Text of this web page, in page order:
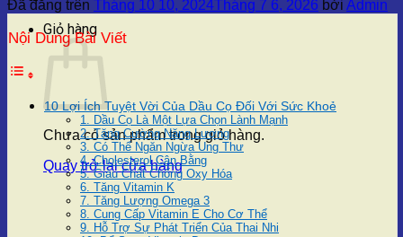
Giỏ hàng
Chưa có sản phẩm trong giỏ hàng.
Quay trở lại cửa hàng
Đã đăng trên Tháng 10 10, 2024Tháng 7 6, 2026 bởi Admin
Nội Dung Bài Viết
10 Lợi Ích Tuyệt Vời Của Dầu Cọ Đối Với Sức Khoẻ
1. Dầu Cọ Là Một Lựa Chọn Lành Mạnh
2. Tăng Cường Năng Lượng
3. Có Thể Ngăn Ngừa Ung Thư
4. Cholesterol Cân Bằng
5. Giàu Chất Chống Oxy Hóa
6. Tăng Vitamin K
7. Tăng Lượng Omega 3
8. Cung Cấp Vitamin E Cho Cơ Thể
9. Hỗ Trợ Sự Phát Triển Của Thai Nhi